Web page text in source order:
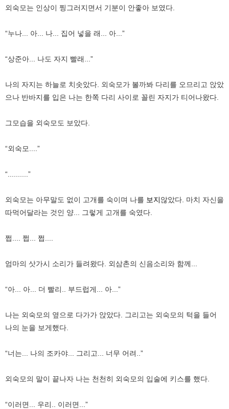
외숙모는 인상이 찡그러지면서 기분이 안좋아 보였다.
“누나... 아... 나... 집어 넣을 래... 아...”
“상준아... 나도 자지 빨래...”
나의 자지는 하늘로 치솟았다. 외숙모가 볼까봐 다리를 오므리고 앉았
으나 반바지를 입은 나는 한쪽 다리 사이로 꼴린 자지가 티어나왔다.
그모습을 외숙모도 보았다.
“외숙모....”
“..........”
외숙모는 아무말도 없이 고개를 숙이며 나를 보지않았다. 마치 자신을
따먹어달라는 것인 양... 그렇게 고개를 숙였다.
쩝.... 쩝... 쩝....
엄마의 삿가시 소리가 들려왔다. 외삼촌의 신음소리와 함께...
“아... 아... 더 빨리.. 부드럽게... 아...”
나는 외숙모의 옆으로 다가가 앉았다. 그리고는 외숙모의 턱을 들어
나의 눈을 보게했다.
“너는... 나의 조카야... 그리고... 너무 어려..”
외숙모의 말이 끝나자 나는 천천히 외숙모의 입술에 키스를 했다.
“이러면... 우리.. 이러면...”